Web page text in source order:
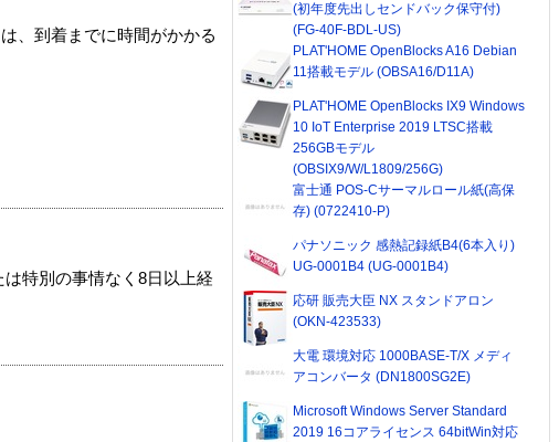
、到着までに時間がかかる
特別の事情なく8日以上経
(初年度先出しセンドバック保守付)
(FG-40F-BDL-US)
PLAT'HOME OpenBlocks A16 Debian
11搭載モデル (OBSA16/D11A)
PLAT'HOME OpenBlocks IX9 Windows
10 IoT Enterprise 2019 LTSC搭載
256GBモデル
(OBSIX9/W/L1809/256G)
富士通 POS-Cサーマルロール紙(高保
存) (0722410-P)
パナソニック 感熱記録紙B4(6本入り)
UG-0001B4 (UG-0001B4)
応研 販売大臣 NX スタンドアロン
(OKN-423533)
大電 環境対応 1000BASE-T/X メディ
アコンバータ (DN1800SG2E)
Microsoft Windows Server Standard
2019 16コアライセンス 64bitWin対応